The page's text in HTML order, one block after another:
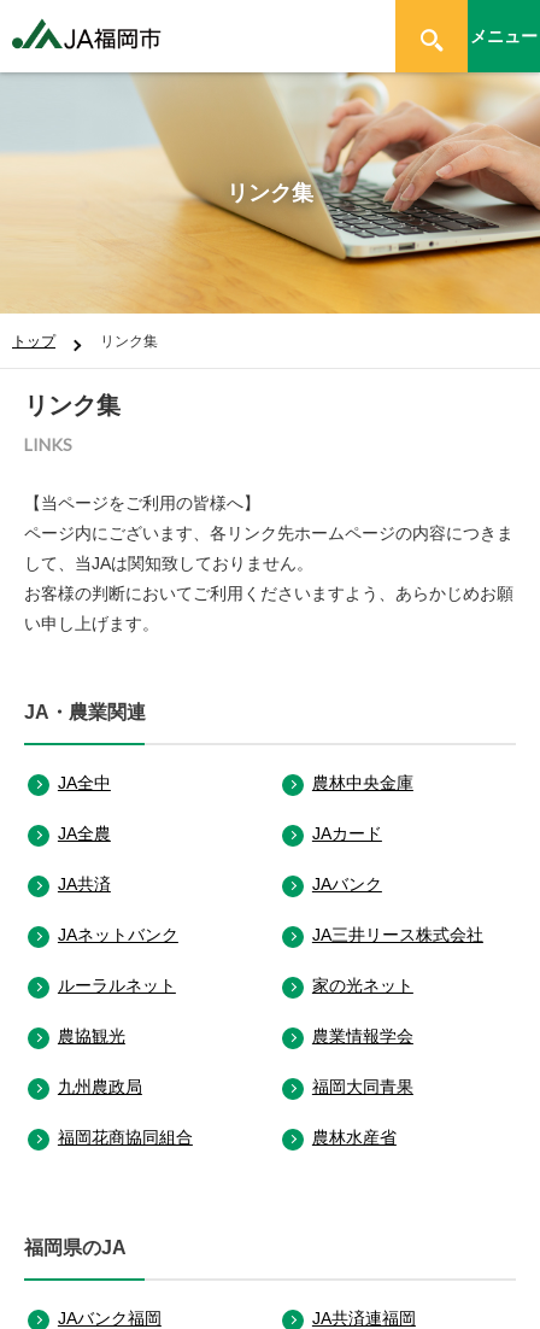
メニュー
リンク集
トップ リンク集
リンク集
LINKS
【当ページをご利用の皆様へ】
ページ内にございます、各リンク先ホームページの内容につきま
して、当JAは関知致しておりません。
お客様の判断においてご利用くださいますよう、あらかじめお願
い申し上げます。
JA・農業関連
JA全中 農林中央金庫
JA全農 JAカード
JA共済 JAバンク
JAネットバンク JA三井リース株式会社
ルーラルネット 家の光ネット
農協観光 農業情報学会
九州農政局 福岡大同青果
福岡花商協同組合 農林水産省
福岡県のJA
JAバンク福岡 JA共済連福岡